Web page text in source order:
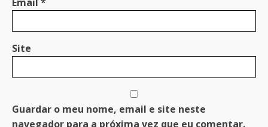
Site
Guardar o meu nome, email e site neste
navegador para a próxima vez que eu comentar.